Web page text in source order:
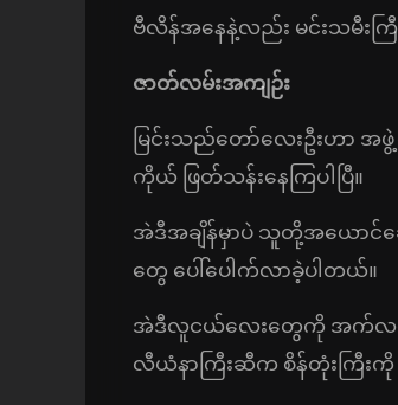
ဗီလိန်အနေနဲ့လည်း မင်းသမီးကြီ
ဇာတ်လမ်းအကျဉ်း
မြင်းသည်တော်လေးဦးဟာ
ကိုယ် ဖြတ်သန်းနေကြပါပြီ။
အဲဒီအချိန်မှာပဲ သူတို့အယော
တွေ ပေါ်ပေါက်လာခဲ့ပါတယ်။
အဲဒီလူငယ်လေးတွေကို အက်လက်စ်
လီယံနာကြီးဆီက စိန်တုံးကြီးကို